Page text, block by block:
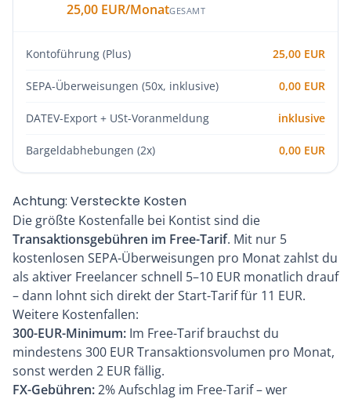
25,00 EUR/MonatGESAMT
Kontoführung (Plus) 25,00 EUR
SEPA-Überweisungen (50x, inklusive) 0,00 EUR
DATEV-Export + USt-Voranmeldung inklusive
Bargeldabhebungen (2x) 0,00 EUR
Achtung: Versteckte Kosten
Die größte Kostenfalle bei Kontist sind die
Transaktionsgebühren im Free-Tarif. Mit nur 5
kostenlosen SEPA-Überweisungen pro Monat zahlst du
als aktiver Freelancer schnell 5–10 EUR monatlich drauf
– dann lohnt sich direkt der Start-Tarif für 11 EUR.
Weitere Kostenfallen:
300-EUR-Minimum: Im Free-Tarif brauchst du
mindestens 300 EUR Transaktionsvolumen pro Monat,
sonst werden 2 EUR fällig.
FX-Gebühren:2% Aufschlag im Free-Tarif – wer